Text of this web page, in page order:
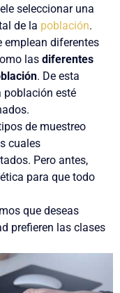
seleccionar una
de la población.
emplean diferentes
las diferentes
. De esta
población esté
de muestreo
cuales
Pero antes,
para que todo
que deseas
prefieren las clases